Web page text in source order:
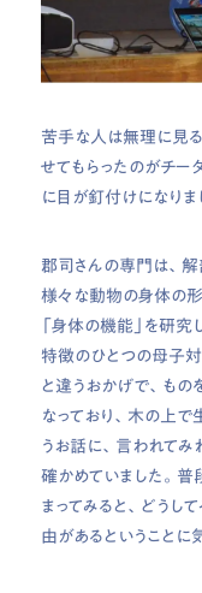
苦手な人は無理に見
せてもらったのがチー
に目が釘付けになりま
郡司さんの専門は、解
様々な動物の身体の
「身体の機能」を研究
特徴のひとつの母子
と違うおかげで、もの
なっており、木の上で
うお話に、言われて
確かめていました。普
まってみると、どうし
由があるということに